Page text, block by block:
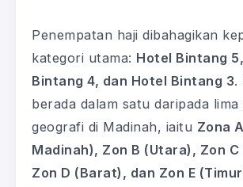
Penempatan haji dibahagikan
kategori utama: Hotel Bintang
Bintang 4, dan Hotel Bintang 3.
berada dalam satu daripada lima
geografi di Madinah, iaitu Zona
Madinah), Zon B (Utara), Zon
Zon D (Barat), dan Zon E